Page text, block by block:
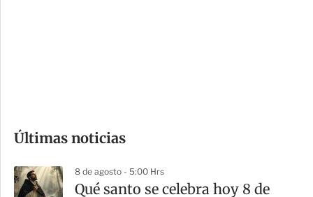
m
a
Últimas noticias
8 de agosto - 5:00 Hrs
Qué santo se celebra hoy 8 de